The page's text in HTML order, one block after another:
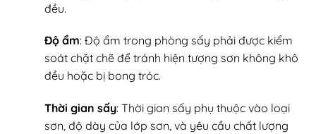
đều.
Độ ẩm: Độ ẩm trong phòng sấy phải được kiểm
soát chặt chẽ để tránh hiện tượng sơn không khô
đều hoặc bị bong tróc.
Thời gian sấy: Thời gian sấy phụ thuộc vào loại
sơn, độ dày của lớp sơn, và yêu cầu chất lượng